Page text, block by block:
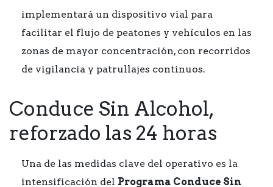
implementará un dispositivo vial para
facilitar el flujo de peatones y vehículos en las
zonas de mayor concentración, con recorridos
de vigilancia y patrullajes continuos.
Conduce Sin Alcohol,
reforzado las 24 horas
Una de las medidas clave del operativo es la
intensificación del Programa Conduce Sin